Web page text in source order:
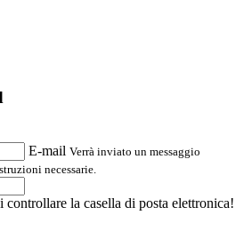
E-mail Verrà inviato un messaggio
necessarie.
la casella di posta elettronica!